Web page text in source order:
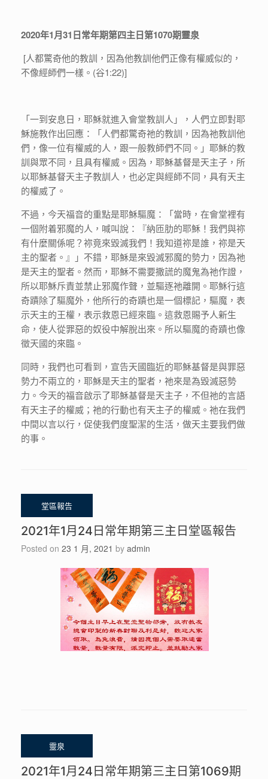
2020年1月31日常年期第四主日第1070期靈泉
[人都驚奇他的教訓，因為他教訓他們正像有權威似的，
不像經師們一樣。(谷1:22)]
「一到安息日，耶穌就進入會堂教訓人」，人們立即對耶
穌施教作出回應：「人們都驚奇祂的教訓，因為祂教訓他
們，像一位有權威的人，跟一般教師們不同。」耶穌的教
訓與眾不同，且具有權威。因為，耶穌基督是天主子，所
以耶穌基督天主子教訓人，也必定與經師不同，具有天主
的權威了。
不過，今天福音的重點是耶穌驅魔：「當時，在會堂裡有
一個附着邪魔的人，喊叫說：『納匝肋的耶穌！我們與祢
有什麼關係呢？祢竟來毀滅我們！我知道祢是誰，祢是天
主的聖者。』」不錯，耶穌是來毀滅邪魔的勢力，因為祂
是天主的聖者。然而，耶穌不需要撒謊的魔鬼為祂作證，
所以耶穌斥責並禁止邪魔作聲，並驅逐祂離開。耶穌行這
奇蹟除了驅魔外，他所行的奇蹟也是一個標記，驅魔，表
示天主的王權，表示救恩已經來臨。這救恩賜予人新生
命，使人從罪惡的奴役中解脫出來。所以驅魔的奇蹟也像
徵天國的來臨。
同時，我們也可看到，宣告天國臨近的耶穌基督是與罪惡
勢力不兩立的，耶穌是天主的聖者，祂來是為毀滅惡勢
力。今天的福音啟示了耶穌基督是天主子，不但祂的言語
有天主子的權威；祂的行動也有天主子的權威。祂在我們
中間以言以行，促使我們度聖潔的生活，做天主要我們做
的事。
2021年1月24日常年期第三主日堂區報告
Posted on 23 1 月, 2021 by admin
2021年1月24日常年期第三主日第1069期